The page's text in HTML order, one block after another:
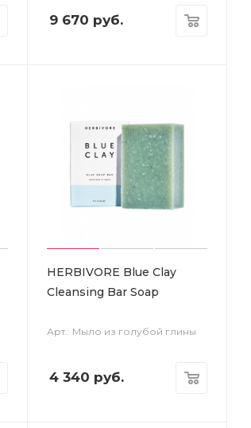
9 670 руб.
HERBIVORE Blue Clay
Cleansing Bar Soap
Арт.: Мыло из голубой глины
4 340 руб.